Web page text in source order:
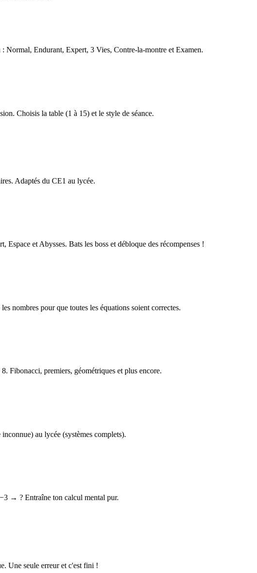
: Normal, Endurant, Expert, 3 Vies, Contre-la-montre et Examen.
Choisis la table (1 à 15) et le style de séance.
Adaptés du CE1 au lycée.
Espace et Abysses. Bats les boss et débloque des récompenses !
nombres pour que toutes les équations soient correctes.
Fibonacci, premiers, géométriques et plus encore.
au lycée (systèmes complets).
→ ? Entraîne ton calcul mental pur.
Une seule erreur et c'est fini !